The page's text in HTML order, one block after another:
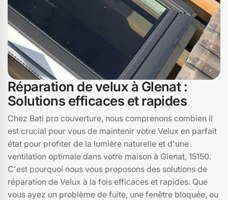
Réparation de velux à Glenat :
Solutions efficaces et rapides
Chez Bati pro couverture, nous comprenons combien il
est crucial pour vous de maintenir votre Velux en parfait
état pour profiter de la lumière naturelle et d'une
ventilation optimale dans votre maison à Glenat, 15150.
C'est pourquoi nous vous proposons des solutions de
réparation de Velux à la fois efficaces et rapides. Que
vous ayez un problème de fuite, une fenêtre bloquée, ou